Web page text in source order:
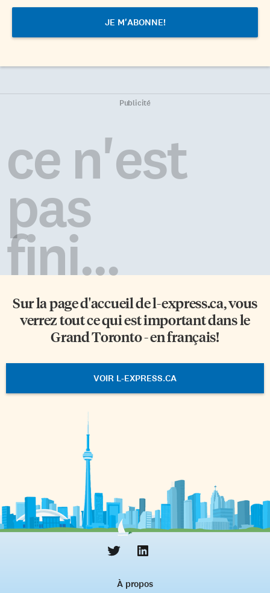
Publicité
ce n'est
pas
fini...
Sur la page d'accueil del-express.ca, vous
verrez tout ce qui est important dans le
Grand Toronto - en français!
VOIR L-EXPRESS.CA
À propos